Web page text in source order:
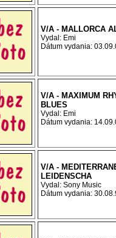
V/A - MALLORCA
Vydal: Emi
Dátum vydania:
V/A - MAXIMUM
BLUES
Vydal: Emi
Dátum vydania:
V/A -
LEIDENSCHA
Vydal: Sony Music
Dátum vydania: